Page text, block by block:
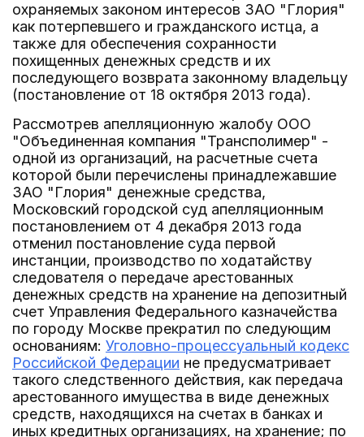
охраняемых законом интересов ЗАО "Глория"
как потерпевшего и гражданского истца, а
также для обеспечения сохранности
похищенных денежных средств и их
последующего возврата законному владельцу
(постановление от 18 октября 2013 года).
Рассмотрев апелляционную жалобу ООО
"Объединенная компания "Трансполимер" -
одной из организаций, на расчетные счета
которой были перечислены принадлежавшие
ЗАО "Глория" денежные средства,
Московский городской суд апелляционным
постановлением от 4 декабря 2013 года
отменил постановление суда первой
инстанции, производство по ходатайству
следователя о передаче арестованных
денежных средств на хранение на депозитный
счет Управления Федерального казначейства
по городу Москве прекратил по следующим
основаниям: Уголовно-процессуальный кодекс
Российской Федерации не предусматривает
такого следственного действия, как передача
арестованного имущества в виде денежных
средств, находящихся на счетах в банках и
иных кредитных организациях, на хранение; по